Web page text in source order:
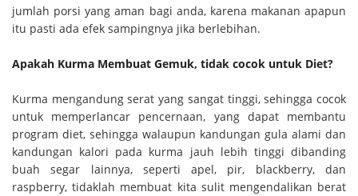
jumlah porsi yang aman bagi anda, karena makanan apapun
itu pasti ada efek sampingnya jika berlebihan.
Apakah Kurma Membuat Gemuk, tidak cocok untuk Diet?
Kurma mengandung serat yang sangat tinggi, sehingga cocok
untuk memperlancar pencernaan, yang dapat membantu
program diet, sehingga walaupun kandungan gula alami dan
kandungan kalori pada kurma jauh lebih tinggi dibanding
buah segar lainnya, seperti apel, pir, blackberry, dan
raspberry, tidaklah membuat kita sulit mengendalikan berat